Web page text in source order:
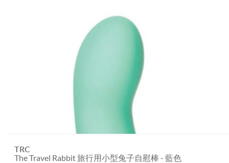
TRC
The Travel Rabbit 旅行用小型兔子自慰棒 - 藍色